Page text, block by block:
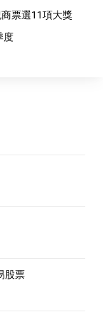
股票
票選11項大獎
度